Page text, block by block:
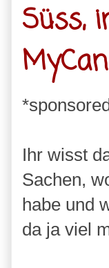
Süss,
Ihr wisst
Sachen,
habe und
da ja viel